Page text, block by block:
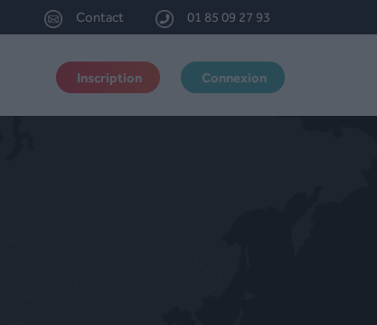
Contact 01 85 09 27 93
Inscription Connexion